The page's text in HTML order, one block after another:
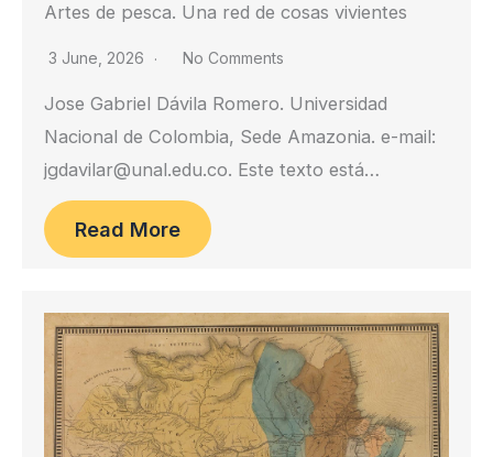
Artes de pesca. Una red de cosas vivientes
3 June, 2026 No Comments
Jose Gabriel Dávila Romero. Universidad
Nacional de Colombia, Sede Amazonia. e-mail:
jgdavilar@unal.edu.co. Este texto está…
Read More